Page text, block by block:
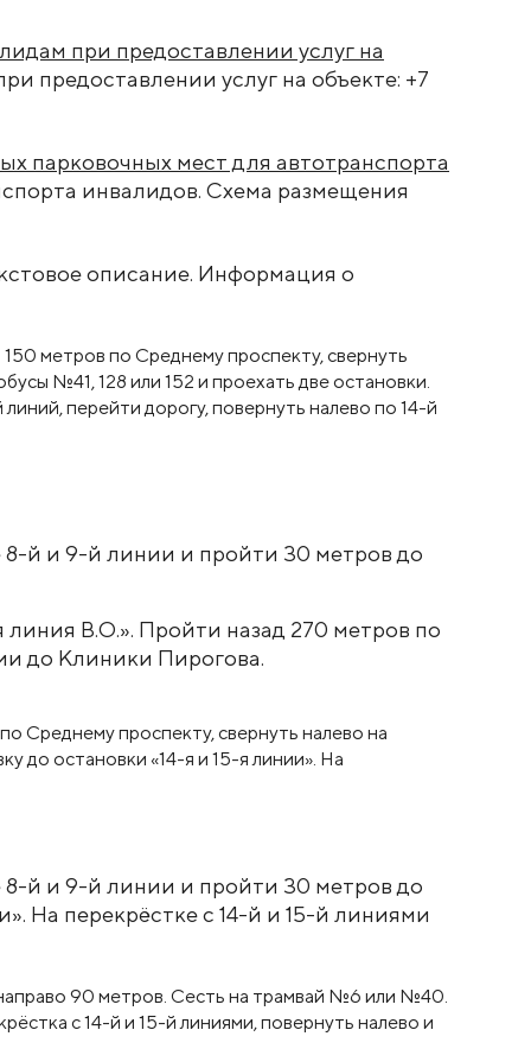
при предоставлении услуг на
предоставлении услуг на объекте: +7
парковочных мест для автотранспорта
инвалидов. Схема размещения
описание. Информация о
8-й и 9-й линии и пройти 30 метров до
линия В.О.». Пройти назад 270 метров по
до Клиники Пирогова.
8-й и 9-й линии и пройти 30 метров до
На перекрёстке с 14-й и 15-й линиями